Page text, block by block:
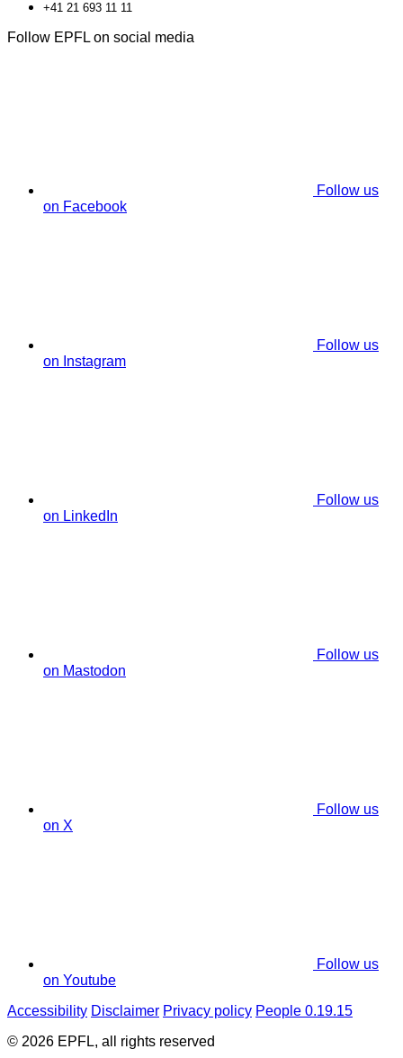
+41 21 693 11 11
Follow EPFL on social media
Follow us
on Facebook
Follow us
on Instagram
Follow us
on LinkedIn
Follow us
on Mastodon
Follow us
on X
Follow us
on Youtube
Accessibility Disclaimer Privacy policy People 0.19.15
© 2026 EPFL, all rights reserved